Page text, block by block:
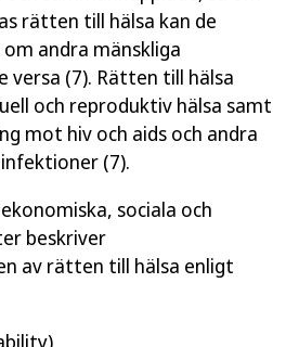
rätten till hälsa kan de
andra mänskliga
versa (7). Rätten till hälsa
och reproduktiv hälsa samt
mot hiv och aids och andra
(7).
sociala och
beskriver
av rätten till hälsa enligt